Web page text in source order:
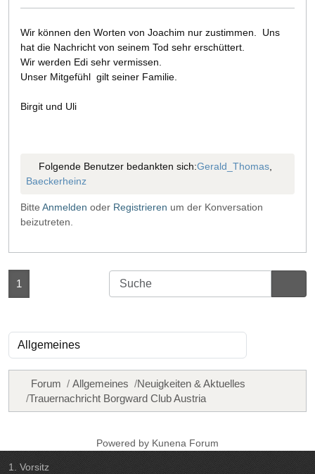
Wir können den Worten von Joachim nur zustimmen. Uns
hat die Nachricht von seinem Tod sehr erschüttert.
Wir werden Edi sehr vermissen.
Unser Mitgefühl gilt seiner Familie.
Birgit und Uli
Folgende Benutzer bedankten sich:Gerald_Thomas,
Baeckerheinz
Bitte Anmelden oder Registrieren um der Konversation
beizutreten.
1
Forum Allgemeines
Neuigkeiten & Aktuelles
Trauernachricht Borgward Club Austria
Powered by Kunena Forum
1. Vorsitz